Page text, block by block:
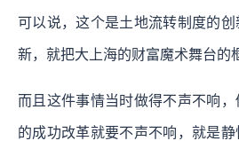
可以说，这个是土地流转制度的
新，就把大上海的财富魔术舞台的
而且这件事情当时做得不声不响
的成功改革就要不声不响，就是